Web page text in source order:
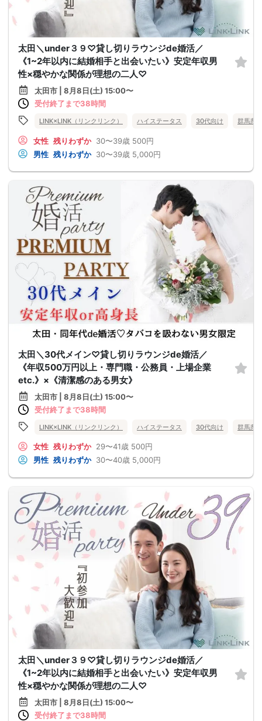
太田＼under３９♡貸し切りラウンジde婚活／
《1~2年以内に結婚相手と出会いたい》安定年収男
性×穏やかな関係が理想の二人♡
太田市 | 8月8日(土) 15:00〜
受付終了まで38時間
LINK×LINK（リンクリンク） ハイステータス 30代向け 群馬県
女性 残りわずか 30〜39歳 500円
男性 残りわずか 30〜39歳 5,000円
太田＼30代メイン♡貸し切りラウンジde婚活／
《年収500万円以上・専門職・公務員・上場企業
etc.》×《清潔感のある男女》
太田市 | 8月8日(土) 15:00〜
受付終了まで38時間
LINK×LINK（リンクリンク） ハイステータス 30代向け 群馬県
女性 残りわずか 29〜41歳 500円
男性 残りわずか 30〜40歳 5,000円
太田＼under３９♡貸し切りラウンジde婚活／
《1~2年以内に結婚相手と出会いたい》安定年収男
性×穏やかな関係が理想の二人♡
太田市 | 8月8日(土) 15:00〜
受付終了まで38時間